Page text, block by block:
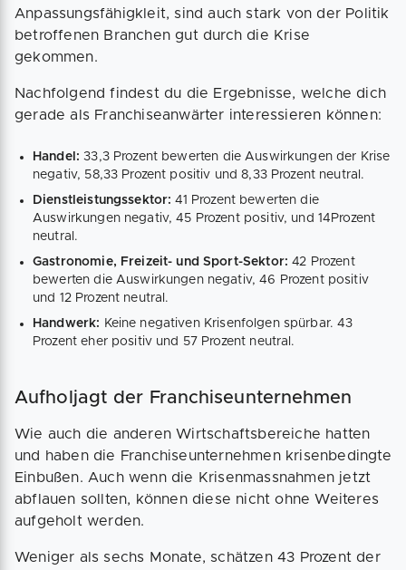
Anpassungsfähigkleit, sind auch stark von der Politik
betroffenen Branchen gut durch die Krise
gekommen.
Nachfolgend findest du die Ergebnisse, welche dich
gerade als Franchiseanwärter interessieren können:
Handel: 33,3 Prozent bewerten die Auswirkungen der Krise
negativ, 58,33 Prozent positiv und 8,33 Prozent neutral.
Dienstleistungssektor: 41 Prozent bewerten die
Auswirkungen negativ, 45 Prozent positiv, und 14Prozent
neutral.
Gastronomie, Freizeit- und Sport-Sektor: 42 Prozent
bewerten die Auswirkungen negativ, 46 Prozent positiv
und 12 Prozent neutral.
Handwerk: Keine negativen Krisenfolgen spürbar. 43
Prozent eher positiv und 57 Prozent neutral.
Aufholjagt der Franchiseunternehmen
Wie auch die anderen Wirtschaftsbereiche hatten
und haben die Franchiseunternehmen krisenbedingte
Einbußen. Auch wenn die Krisenmassnahmen jetzt
abflauen sollten, können diese nicht ohne Weiteres
aufgeholt werden.
Weniger als sechs Monate, schätzen 43 Prozent der